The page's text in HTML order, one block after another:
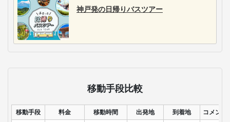
神戸発の日帰りバスツアー
移動手段比較
移動手段 料金 移動時間 出発地 到着地 コメント